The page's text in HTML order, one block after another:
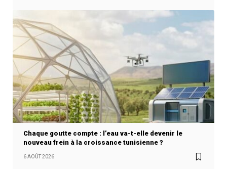
Chaque goutte compte : l’eau va-t-elle devenir le
nouveau frein à la croissance tunisienne ?
6 AOÛT 2026